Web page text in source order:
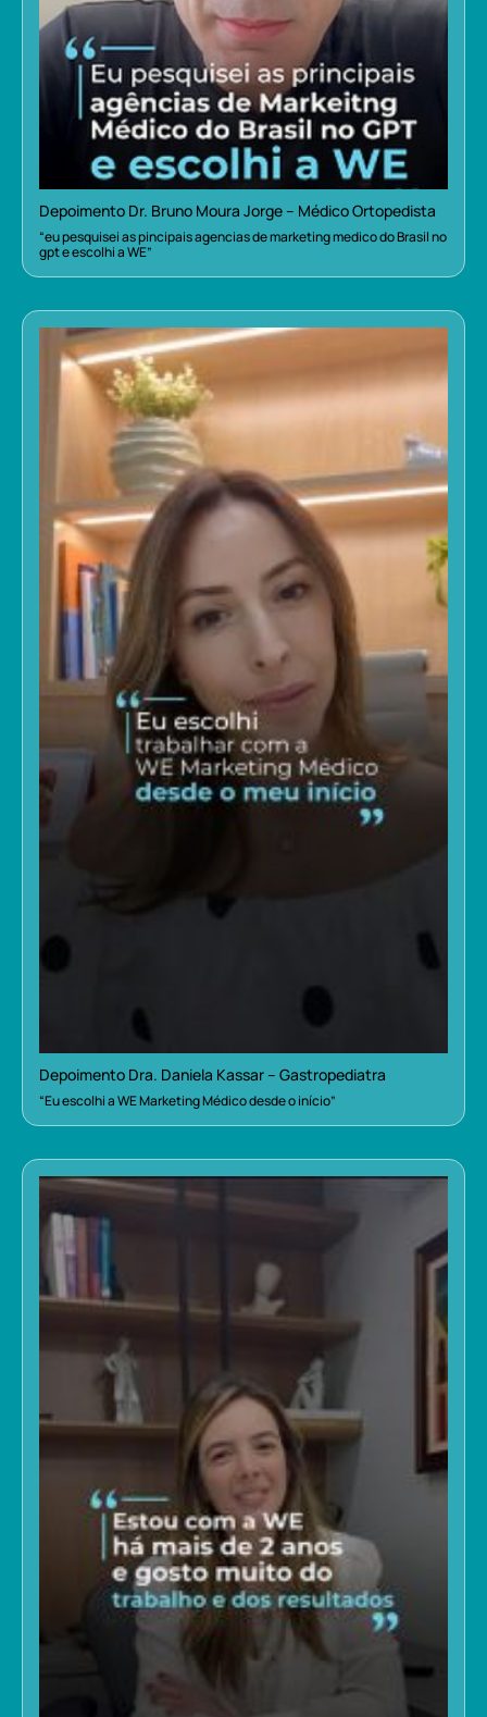
Depoimento Dr. Bruno Moura Jorge – Médico Ortopedista
“eu pesquisei as pincipais agencias de marketing medico do Brasil no
gpt e escolhi a WE”
Depoimento Dra. Daniela Kassar – Gastropediatra
“Eu escolhi a WE Marketing Médico desde o início”